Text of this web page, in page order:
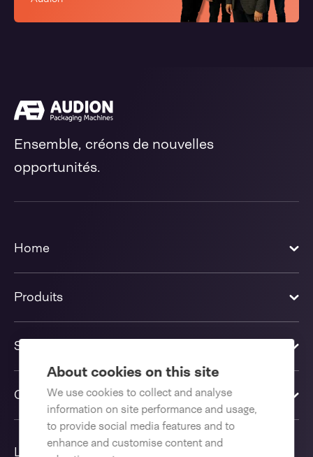
About cookies on this site
We use cookies to collect and analyse
information on site performance and usage,
to provide social media features and to
enhance and customise content and
Ensemble, créons de nouvelles
opportunités.
Home
Produits
Solutions
Contactez-nous
Langue